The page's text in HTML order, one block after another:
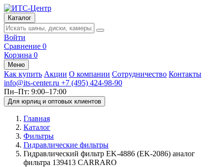
Каталог
Войти
Сравнение 0
Корзина 0
Меню
Как купить Акции О компании Сотрудничество Контакты
info@its-center.ru +7 (495) 424-98-90
Пн–Пт: 9:00–17:00
Для юрлиц и оптовых клиентов
Главная
Каталог
Фильтры
Гидравлические фильтры
Гидравлический фильтр EK-4886 (EK-2086) аналог
фильтра 139413 CARRARO